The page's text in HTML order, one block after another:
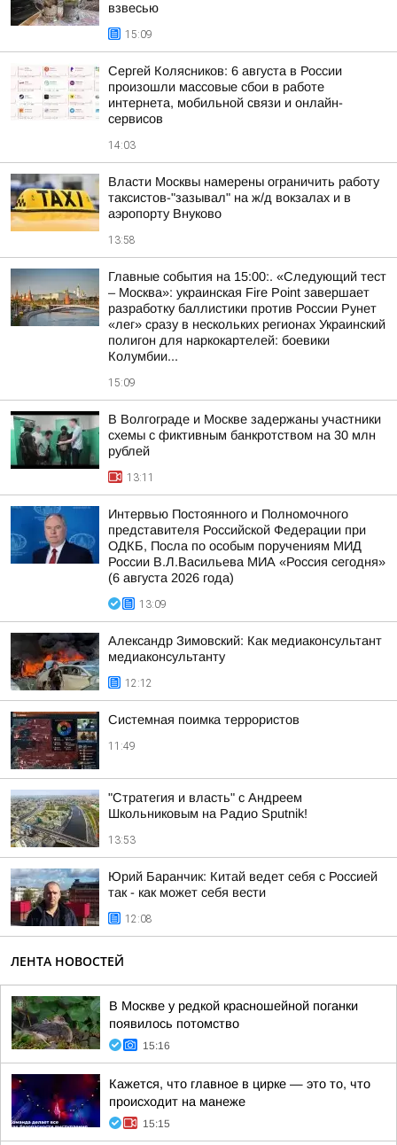
взвесью
15:09
Сергей Колясников: 6 августа в России
произошли массовые сбои в работе
интернета, мобильной связи и онлайн-
сервисов
14:03
Власти Москвы намерены ограничить работу
таксистов-"зазывал" на ж/д вокзалах и в
аэропорту Внуково
13:58
Главные события на 15:00:. «Следующий тест
– Москва»: украинская Fire Point завершает
разработку баллистики против России Рунет
«лег» сразу в нескольких регионах Украинский
полигон для наркокартелей: боевики
Колумбии...
15:09
В Волгограде и Москве задержаны участники
схемы с фиктивным банкротством на 30 млн
рублей
13:11
Интервью Постоянного и Полномочного
представителя Российской Федерации при
ОДКБ, Посла по особым поручениям МИД
России В.Л.Васильева МИА «Россия сегодня»
(6 августа 2026 года)
13:09
Александр Зимовский: Как медиаконсультант
медиаконсультанту
12:12
Системная поимка террористов
11:49
"Стратегия и власть" с Андреем
Школьниковым на Радио Sputnik!
13:53
Юрий Баранчик: Китай ведет себя с Россией
так - как может себя вести
12:08
ЛЕНТА НОВОСТЕЙ
В Москве у редкой красношейной поганки
появилось потомство
15:16
Кажется, что главное в цирке — это то, что
происходит на манеже
15:15